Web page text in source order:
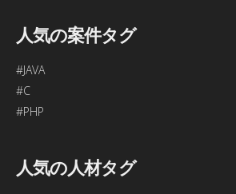
人気の案件タグ
#JAVA
#C
#PHP
人気の人材タグ